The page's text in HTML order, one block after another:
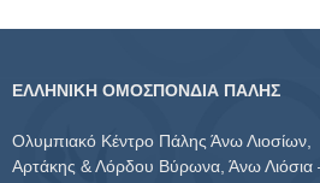
ΕΛΛΗΝΙΚΗ ΟΜΟΣΠΟΝΔΙΑ ΠΑΛΗΣ
Ολυμπιακό Κέντρο Πάλης Άνω Λιοσίων,
Αρτάκης & Λόρδου Βύρωνα, Άνω Λιόσια